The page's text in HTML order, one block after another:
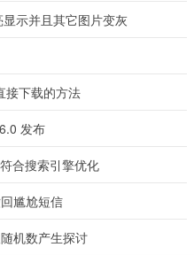
示并且其它图片变灰
接下载的方法
发布
合搜索引擎优化
尴尬短信
机数产生探讨